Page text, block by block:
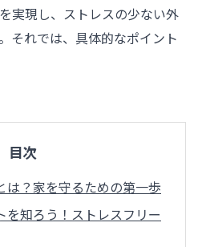
実現し、ストレスの少ない外
それでは、具体的なポイント
目次
は？家を守るための第一歩
を知ろう！ストレスフリー